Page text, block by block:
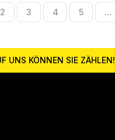
2 3 4 5 …
UNS KÖNNEN SIE ZÄHLEN!